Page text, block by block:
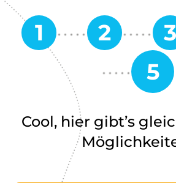
Cool, hier gibt’s